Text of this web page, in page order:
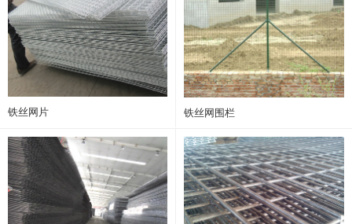
铁丝网片 铁丝网围栏